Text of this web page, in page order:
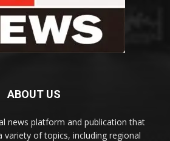
ABOUT US
news platform and publication that
variety of topics, including regional